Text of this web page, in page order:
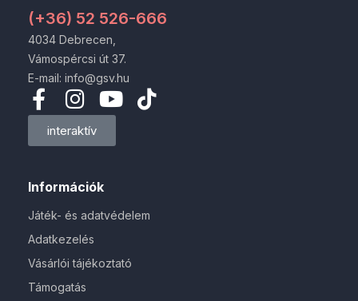
Információk
Játék- és adatvédelem
Adatkezelés
Vásárlói tájékoztató
Támogatás
(+36) 52 526-666
4034 Debrecen,
Vámospércsi út 37.
E-mail: info@gsv.hu
interaktív